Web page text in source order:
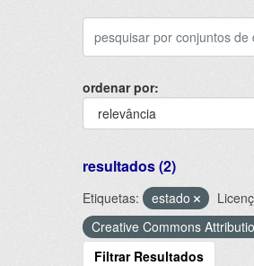
ordenar por
resultados (2)
Etiquetas: estado
Creative Commons
Filtrar Resultados